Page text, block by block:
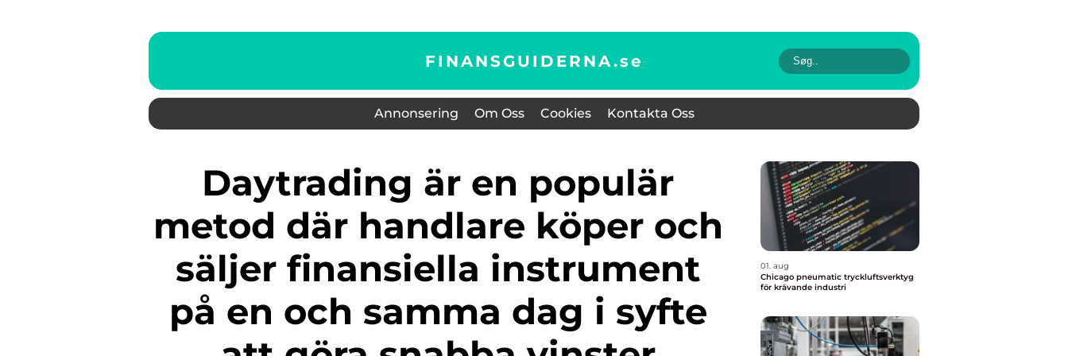
FINANSGUIDERNA.se
Annonsering Om Oss Cookies Kontakta Oss
Daytrading är en populär
metod där handlare köper och
säljer finansiella instrument
på en och samma dag i syfte
01. aug
Chicago pneumatic tryckluftsverktyg
för krävande industri